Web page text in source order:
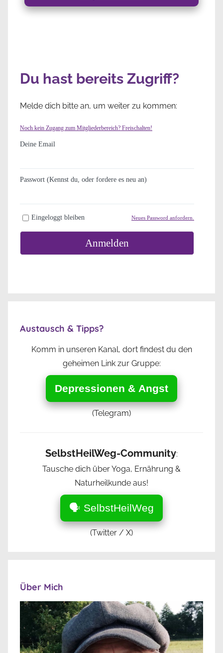
Du hast bereits Zugriff?
Melde dich bitte an, um weiter zu kommen:
Noch kein Zugang zum Mitgliederbereich? Freischalten!
Deine Email
Passwort (Kennst du, oder fordere es neu an)
Eingeloggt bleiben Neues Password anfordern.
Anmelden
Austausch & Tipps?
Komm in unseren Kanal, dort findest du den
geheimen Link zur Gruppe:
Depressionen & Angst
(Telegram)
SelbstHeilWeg-Community:
Tausche dich über Yoga, Ernährung &
Naturheilkunde aus!
🗣️ SelbstHeilWeg
(Twitter / X)
Über Mich